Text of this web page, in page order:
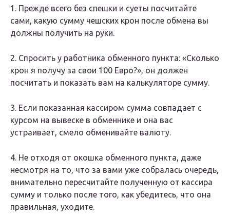
1. Прежде всего без спешки и суеты посчитайте
сами, какую сумму чешских крон после обмена вы
должны получить на руки.
2. Спросить у работника обменного пункта: «Сколько
крон я получу за свои 100 Евро?», он должен
посчитать и показать вам на калькуляторе сумму.
3. Если показанная кассиром сумма совпадает с
курсом на вывеске в обменнике и она вас
устраивает, смело обменивайте валюту.
4. Не отходя от окошка обменного пункта, даже
несмотря на то, что за вами уже собралась очередь,
внимательно пересчитайте полученную от кассира
сумму и только после того, как убедитесь, что она
правильная, уходите.